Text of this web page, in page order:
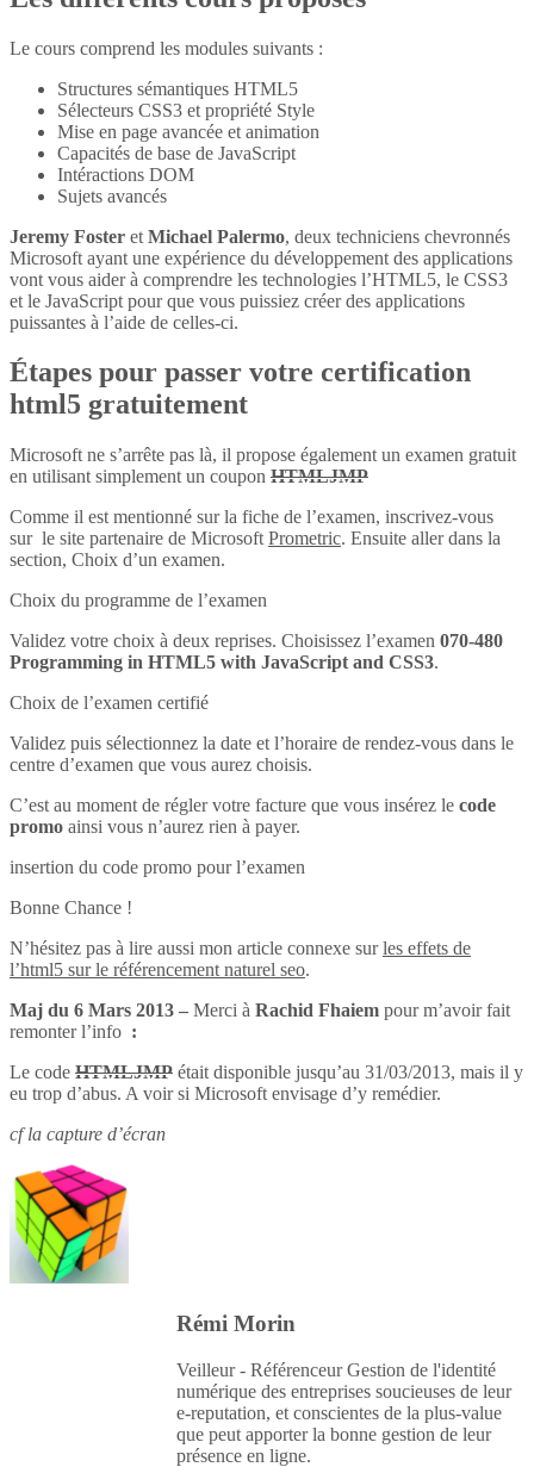
Le cours comprend les modules suivants :
Structures sémantiques HTML5
Sélecteurs CSS3 et propriété Style
Mise en page avancée et animation
Capacités de base de JavaScript
Intéractions DOM
Sujets avancés
Jeremy Foster et Michael Palermo, deux techniciens chevronnés
Microsoft ayant une expérience du développement des applications
vont vous aider à comprendre les technologies l’HTML5, le CSS3
et le JavaScript pour que vous puissiez créer des applications
puissantes à l’aide de celles-ci.
Étapes pour passer votre certification
html5 gratuitement
Microsoft ne s’arrête pas là, il propose également un examen gratuit
en utilisant simplement un coupon HTMLJMP
Comme il est mentionné sur la fiche de l’examen, inscrivez-vous
sur le site partenaire de Microsoft Prometric. Ensuite aller dans la
section, Choix d’un examen.
Choix du programme de l’examen
Validez votre choix à deux reprises. Choisissez l’examen 070-480
Programming in HTML5 with JavaScript and CSS3.
Choix de l’examen certifié
Validez puis sélectionnez la date et l’horaire de rendez-vous dans le
centre d’examen que vous aurez choisis.
C’est au moment de régler votre facture que vous insérez le code
promo ainsi vous n’aurez rien à payer.
insertion du code promo pour l’examen
Bonne Chance !
N’hésitez pas à lire aussi mon article connexe surles effets de
l’html5 sur le référencement naturel seo.
Maj du 6 Mars 2013 – Merci à Rachid Fhaiem pour m’avoir fait
remonter l’info :
Le code HTMLJMP était disponible jusqu’au 31/03/2013, mais il y
eu trop d’abus. A voir si Microsoft envisage d’y remédier.
cf la capture d’écran
Rémi Morin
Veilleur - Référenceur Gestion de l'identité
numérique des entreprises soucieuses de leur
e-reputation, et conscientes de la plus-value
que peut apporter la bonne gestion de leur
présence en ligne.